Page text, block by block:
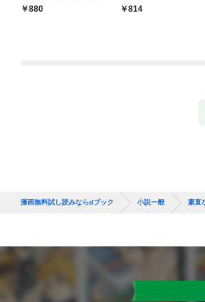
聞（1）～
880 814
漫画無料試し読みならdブック 小説一般 素直